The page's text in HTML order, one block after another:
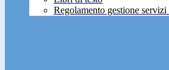
Regolamento gestione